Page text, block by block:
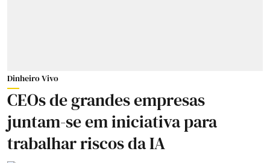
Dinheiro Vivo
CEOs de grandes empresas
juntam-se em iniciativa para
trabalhar riscos da IA